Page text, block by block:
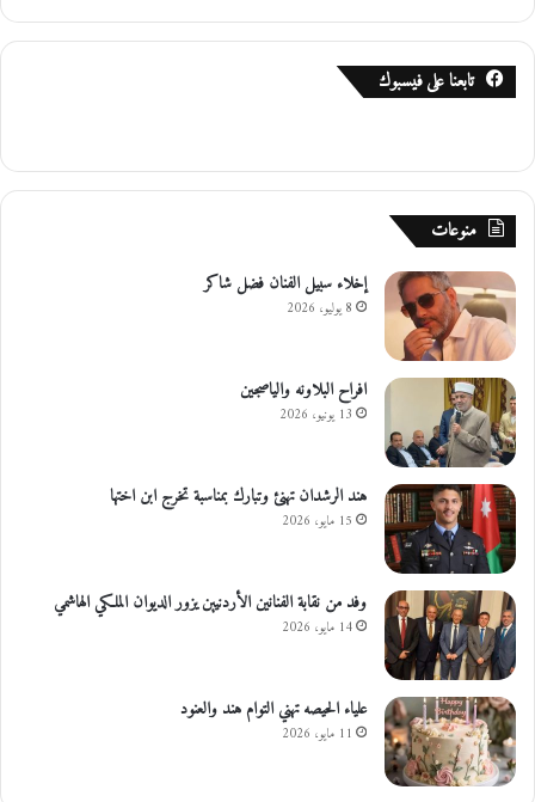
تابعنا على فيسبوك
منوعات
إخلاء سبيل الفنان فضل شاكر
8 يوليو، 2026
افراح البلاونه والياصجين
13 يونيو، 2026
هند الرشدان تهنئ وتبارك بمناسبة تخرج ابن اختها
15 مايو، 2026
وفد من نقابة الفنانين الأردنيين يزور الديوان الملكي الهاشمي
14 مايو، 2026
علياء الحيصه تهني التوام هند والعنود
11 مايو، 2026